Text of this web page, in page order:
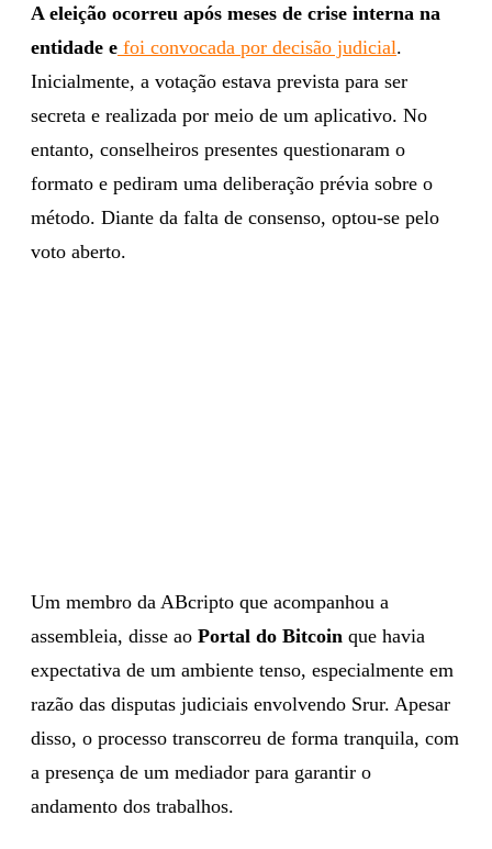
A eleição ocorreu após meses de crise interna na
entidade e foi convocada por decisão judicial.
Inicialmente, a votação estava prevista para ser
secreta e realizada por meio de um aplicativo. No
entanto, conselheiros presentes questionaram o
formato e pediram uma deliberação prévia sobre o
método. Diante da falta de consenso, optou-se pelo
voto aberto.
Um membro da ABcripto que acompanhou a
assembleia, disse ao Portal do Bitcoin que havia
expectativa de um ambiente tenso, especialmente em
razão das disputas judiciais envolvendo Srur. Apesar
disso, o processo transcorreu de forma tranquila, com
a presença de um mediador para garantir o
andamento dos trabalhos.